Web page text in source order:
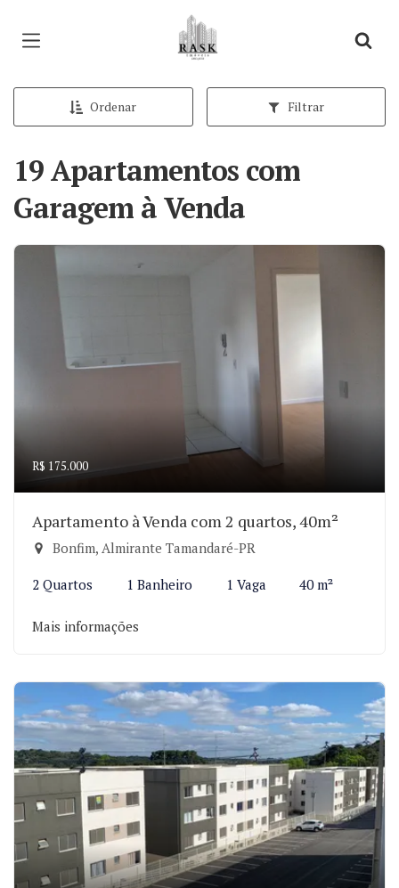
Página inicial
Ordenar Filtrar
19 Apartamentos com
Garagem à Venda
R$ 175.000
Apartamento à Venda com 2 quartos, 40m²
Bonfim, Almirante Tamandaré-PR
2 Quartos 1 Banheiro 1 Vaga 40 m²
Mais informações